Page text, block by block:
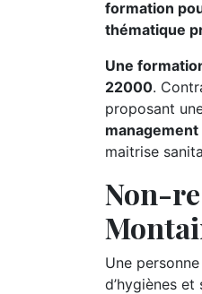
formation
thématique
Une
22000.
proposant
maitrise
Non-
Une
d’hygiènes